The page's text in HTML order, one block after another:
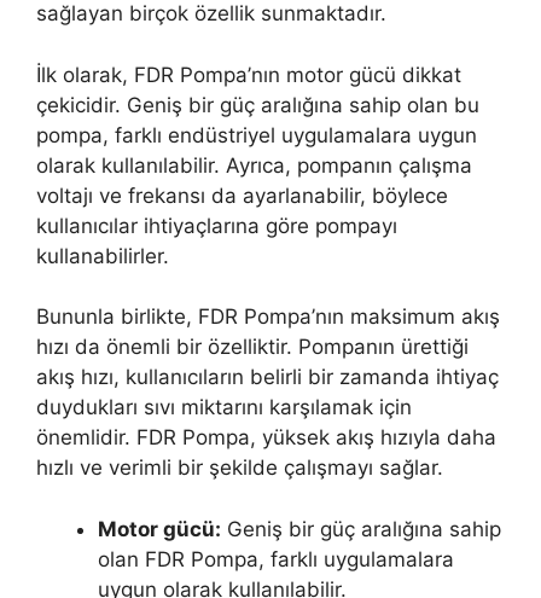
sağlayan birçok özellik sunmaktadır.
İlk olarak, FDR Pompa’nın motor gücü dikkat
çekicidir. Geniş bir güç aralığına sahip olan bu
pompa, farklı endüstriyel uygulamalara uygun
olarak kullanılabilir. Ayrıca, pompanın çalışma
voltajı ve frekansı da ayarlanabilir, böylece
kullanıcılar ihtiyaçlarına göre pompayı
kullanabilirler.
Bununla birlikte, FDR Pompa’nın maksimum akış
hızı da önemli bir özelliktir. Pompanın ürettiği
akış hızı, kullanıcıların belirli bir zamanda ihtiyaç
duydukları sıvı miktarını karşılamak için
önemlidir. FDR Pompa, yüksek akış hızıyla daha
hızlı ve verimli bir şekilde çalışmayı sağlar.
Motor gücü: Geniş bir güç aralığına sahip
olan FDR Pompa, farklı uygulamalara
uygun olarak kullanılabilir.